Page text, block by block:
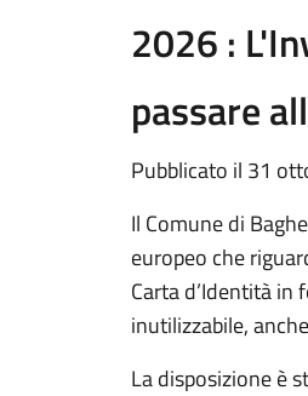
2026 :
passare
Pubblicato il 31
Il Comune di
europeo che
Carta d’Identità
inutilizzabile,
La disposizione è